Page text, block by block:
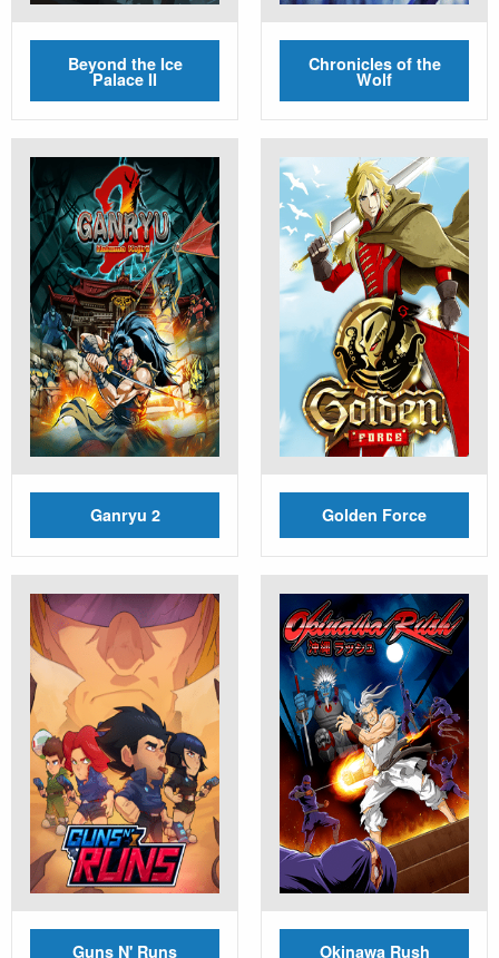
Beyond the Ice
Palace II
Chronicles of the
Wolf
Ganryu 2 Golden Force
Guns N' Runs Okinawa Rush